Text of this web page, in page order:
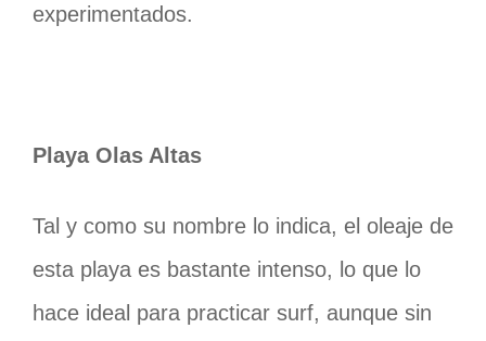
experimentados.
Playa Olas Altas
Tal y como su nombre lo indica, el oleaje de
esta playa es bastante intenso, lo que lo
hace ideal para practicar surf, aunque sin